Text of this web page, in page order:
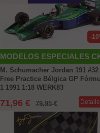
MODELOS ESPECIALES
-
M. Schumacher Jordan 191 #32
Free Practice Bélgica GP
1 1991 1:18 WERK83
71,96 € 79,95 €